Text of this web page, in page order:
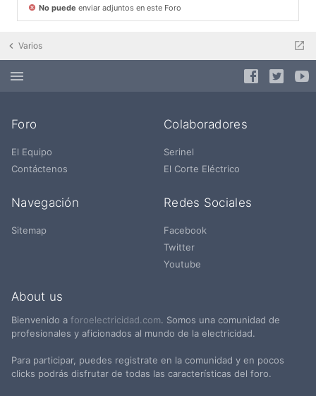
No puede enviar adjuntos en este Foro
Varios
Foro
El Equipo
Contáctenos
Colaboradores
Serinel
El Corte Eléctrico
Navegación
Sitemap
Redes Sociales
Facebook
Twitter
Youtube
About us
Bienvenido a foroelectricidad.com. Somos una comunidad de
profesionales y aficionados al mundo de la electricidad.
Para participar, puedes registrate en la comunidad y en pocos
clicks podrás disfrutar de todas las características del foro.